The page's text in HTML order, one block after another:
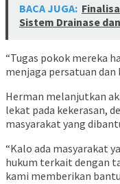
BACA JUGA:
Sistem Drainase
“Tugas pokok mereka
menjaga persatuan
Herman melanjutkan
lekat pada kekerasan,
masyarakat yang
“Kalo ada masyarakat
hukum terkait dengan
kami memberikan